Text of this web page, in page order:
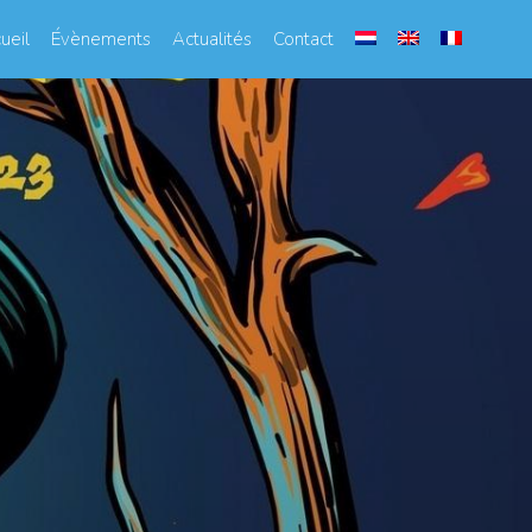
Évènements Actualités Contact